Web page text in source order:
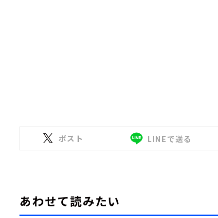
ポスト LINEで送る
あわせて読みたい